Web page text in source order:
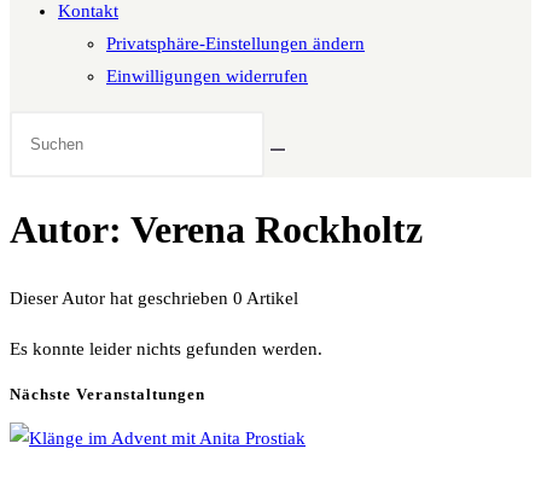
Kontakt
Privatsphäre-Einstellungen ändern
Einwilligungen widerrufen
Autor: Verena Rockholtz
Dieser Autor hat geschrieben 0 Artikel
Es konnte leider nichts gefunden werden.
Nächste Veranstaltungen